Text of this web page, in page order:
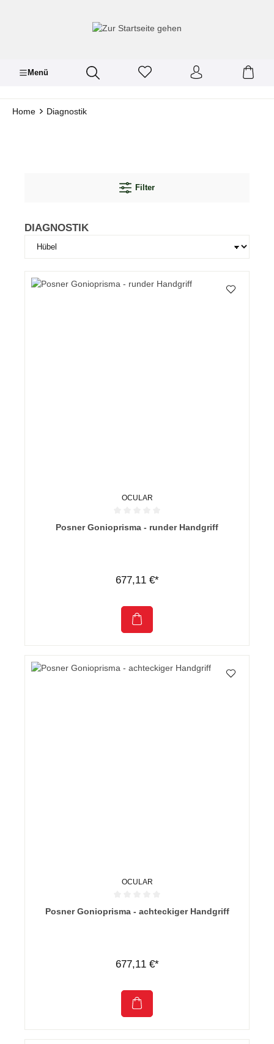
Menü
Home Diagnostik
Filter
DIAGNOSTIK
OCULAR
Durchschnittliche Bewertung von 0 von 5 Sternen
Posner Gonioprisma - runder Handgriff
677,11 €*
OCULAR
Durchschnittliche Bewertung von 0 von 5 Sternen
Posner Gonioprisma - achteckiger Handgriff
677,11 €*